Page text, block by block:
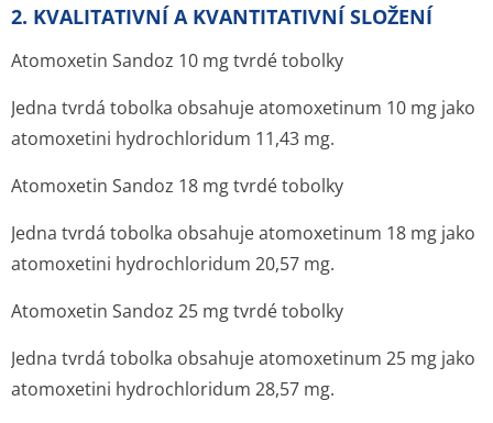
2. KVALITATIVNÍ A KVANTITATIVNÍ SLOŽENÍ
Atomoxetin Sandoz 10 mg tvrdé tobolky
Jedna tvrdá tobolka obsahuje atomoxetinum 10 mg jako
atomoxetini hydrochloridum 11,43 mg.
Atomoxetin Sandoz 18 mg tvrdé tobolky
Jedna tvrdá tobolka obsahuje atomoxetinum 18 mg jako
atomoxetini hydrochloridum 20,57 mg.
Atomoxetin Sandoz 25 mg tvrdé tobolky
Jedna tvrdá tobolka obsahuje atomoxetinum 25 mg jako
atomoxetini hydrochloridum 28,57 mg.